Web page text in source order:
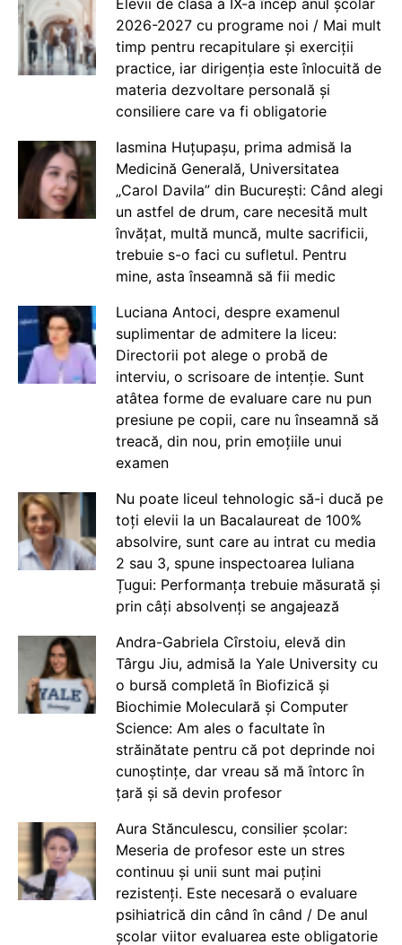
Elevii de clasa a IX-a încep anul școlar
2026-2027 cu programe noi / Mai mult
timp pentru recapitulare și exerciții
practice, iar dirigenția este înlocuită de
materia dezvoltare personală și
consiliere care va fi obligatorie
Iasmina Huțupașu, prima admisă la
Medicină Generală, Universitatea
„Carol Davila” din București: Când alegi
un astfel de drum, care necesită mult
învățat, multă muncă, multe sacrificii,
trebuie s-o faci cu sufletul. Pentru
mine, asta înseamnă să fii medic
Luciana Antoci, despre examenul
suplimentar de admitere la liceu:
Directorii pot alege o probă de
interviu, o scrisoare de intenție. Sunt
atâtea forme de evaluare care nu pun
presiune pe copii, care nu înseamnă să
treacă, din nou, prin emoțiile unui
examen
Nu poate liceul tehnologic să-i ducă pe
toți elevii la un Bacalaureat de 100%
absolvire, sunt care au intrat cu media
2 sau 3, spune inspectoarea Iuliana
Țugui: Performanța trebuie măsurată și
prin câți absolvenți se angajează
Andra-Gabriela Cîrstoiu, elevă din
Târgu Jiu, admisă la Yale University cu
o bursă completă în Biofizică și
Biochimie Moleculară și Computer
Science: Am ales o facultate în
străinătate pentru că pot deprinde noi
cunoștințe, dar vreau să mă întorc în
țară și să devin profesor
Aura Stănculescu, consilier școlar:
Meseria de profesor este un stres
continuu și unii sunt mai puțini
rezistenți. Este necesară o evaluare
psihiatrică din când în când / De anul
școlar viitor evaluarea este obligatorie